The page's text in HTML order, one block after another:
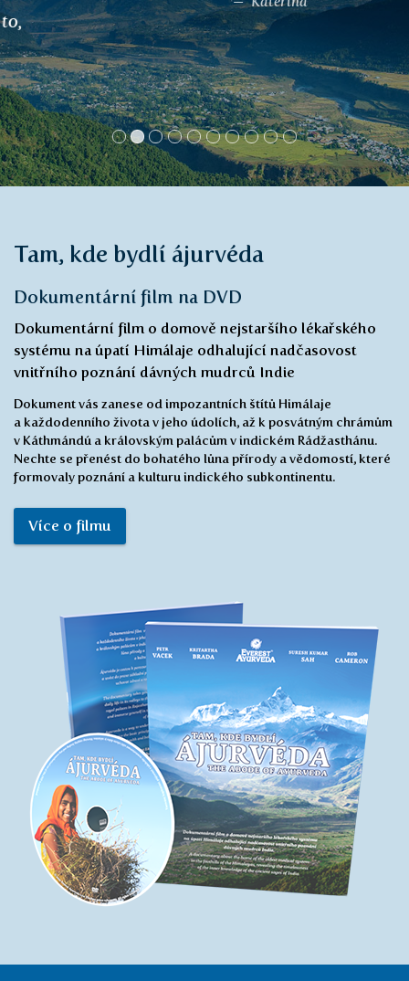
Tam, kde bydlí ájurvéda
Dokumentární film na DVD
Dokumentární film o domově nejstaršího lékařského
systému na úpatí Himálaje odhalující nadčasovost
vnitřního poznání dávných mudrců Indie
Dokument vás zanese od impozantních štítů Himálaje
a každodenního života v jeho údolích, až k posvátným chrámům
v Káthmándú a královským palácům v indickém Rádžasthánu.
Nechte se přenést do bohatého lůna přírody a vědomostí, které
formovaly poznání a kulturu indického subkontinentu.
Více o filmu